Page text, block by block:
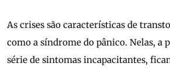
As crises são características de
como a síndrome do pânico. Nelas, a
série de sintomas incapacitantes,